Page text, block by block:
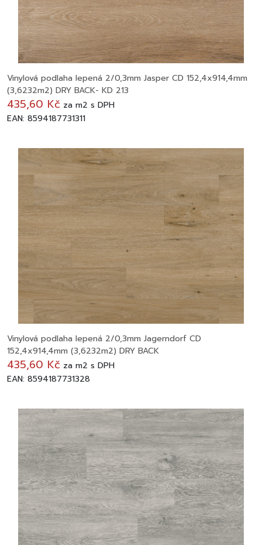
Vinylová podlaha lepená 2/0,3mm Jasper CD 152,4x914,4mm
(3,6232m2) DRY BACK- KD 213
435,60 Kč za m2 s DPH
EAN: 8594187731311
Vinylová podlaha lepená 2/0,3mm Jagerndorf CD
152,4x914,4mm (3,6232m2) DRY BACK
435,60 Kč za m2 s DPH
EAN: 8594187731328